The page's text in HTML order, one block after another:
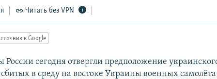
Читать без VPN
в Google
сегодня отвергли предположение
сбитых в среду на востоке Украины военных